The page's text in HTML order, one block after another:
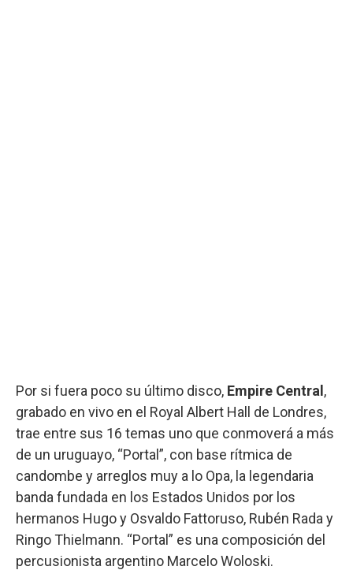
Por si fuera poco su último disco, Empire Central ,
grabado en vivo en el Royal Albert Hall de Londres,
trae entre sus 16 temas uno que conmoverá a más
de un uruguayo, “Portal”, con base rítmica de
candombe y arreglos muy a lo Opa, la legendaria
banda fundada en los Estados Unidos por los
hermanos Hugo y Osvaldo Fattoruso, Rubén Rada y
Ringo Thielmann. “Portal” es una composición del
percusionista argentino Marcelo Woloski.